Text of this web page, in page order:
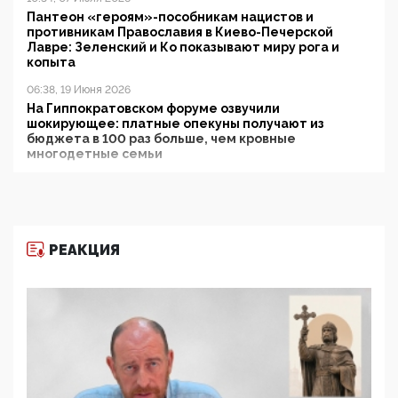
Пантеон «героям»-пособникам нацистов и
противникам Православия в Киево-Печерской
Лавре: Зеленский и Ко показывают миру рога и
копыта
06:38, 19 Июня 2026
На Гиппократовском форуме озвучили
шокирующее: платные опекуны получают из
бюджета в 100 раз больше, чем кровные
многодетные семьи
11:53, 09 Июня 2026
деятельность ИИТО ЮНЕСКО в России, но
цифроглобалисты продолжают определять
повестку в образовании
09:43, 01 Июня 2026
5G за счет здоровья граждан: Минцифры намерено
отобрать у регионов и муниципалитетов право
РЕАКЦИЯ